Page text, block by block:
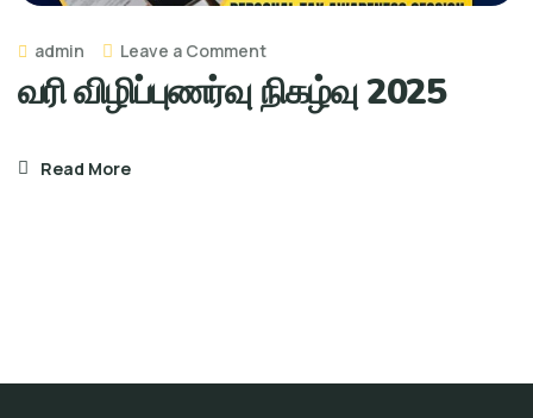
admin Leave a Commenton
வரி
விழிப்புணர்வு
வரி விழிப்புணர்வு நிகழ்வு 2025
Read More